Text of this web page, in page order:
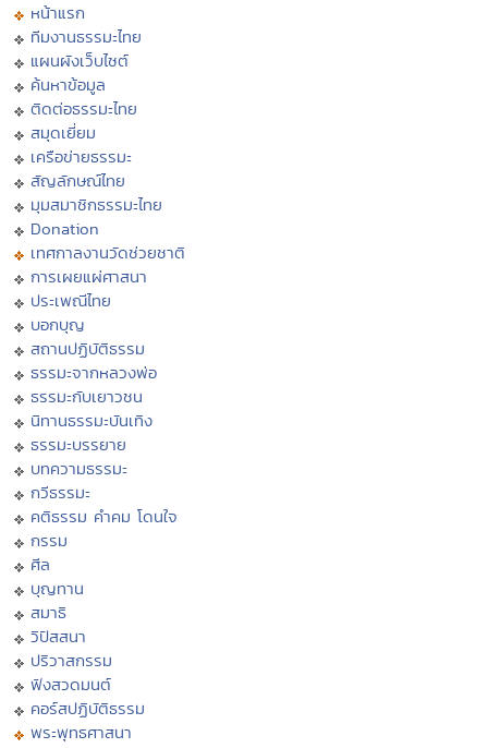
หน้าแรก
ทีมงานธรรมะไทย
แผนผังเว็บไซต์
ค้นหาข้อมูล
ติดต่อธรรมะไทย
สมุดเยี่ยม
เครือข่ายธรรมะ
สัญลักษณ์ไทย
มุมสมาชิกธรรมะไทย
Donation
เทศกาลงานวัดช่วยชาติ
การเผยแผ่ศาสนา
ประเพณีไทย
บอกบุญ
สถานปฏิบัติธรรม
ธรรมะจากหลวงพ่อ
ธรรมะกับเยาวชน
นิทานธรรมะบันเทิง
ธรรมะบรรยาย
บทความธรรมะ
กวีธรรมะ
คติธรรม คำคม โดนใจ
กรรม
ศีล
บุญทาน
สมาธิ
วิปัสสนา
ปริวาสกรรม
ฟังสวดมนต์
คอร์สปฏิบัติธรรม
พระพุทธศาสนา